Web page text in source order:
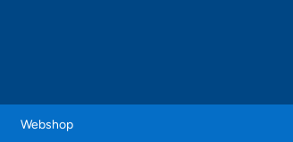
Webshop